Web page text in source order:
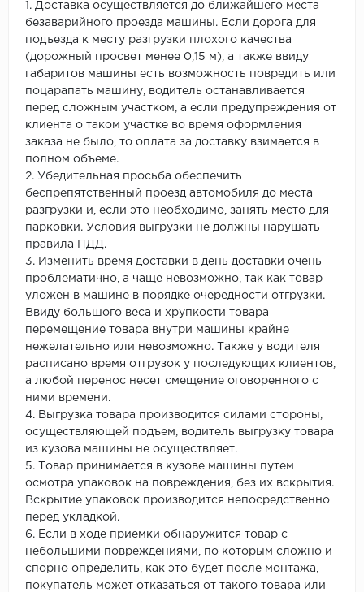
1. Доставка осуществляется до ближайшего места
безаварийного проезда машины. Если дорога для
подъезда к месту разгрузки плохого качества
(дорожный просвет менее 0,15 м), а также ввиду
габаритов машины есть возможность повредить или
поцарапать машину, водитель останавливается
перед сложным участком, а если предупреждения от
клиента о таком участке во время оформления
заказа не было, то оплата за доставку взимается в
полном объеме.
2. Убедительная просьба обеспечить
беспрепятственный проезд автомобиля до места
разгрузки и, если это необходимо, занять место для
парковки. Условия выгрузки не должны нарушать
правила ПДД.
3. Изменить время доставки в день доставки очень
проблематично, а чаще невозможно, так как товар
уложен в машине в порядке очередности отгрузки.
Ввиду большого веса и хрупкости товара
перемещение товара внутри машины крайне
нежелательно или невозможно. Также у водителя
расписано время отгрузок у последующих клиентов,
а любой перенос несет смещение оговоренного с
ними времени.
4. Выгрузка товара производится силами стороны,
осуществляющей подъем, водитель выгрузку товара
из кузова машины не осуществляет.
5. Товар принимается в кузове машины путем
осмотра упаковок на повреждения, без их вскрытия.
Вскрытие упаковок производится непосредственно
перед укладкой.
6. Если в ходе приемки обнаружится товар с
небольшими повреждениями, по которым сложно и
спорно определить, как это будет после монтажа,
покупатель может отказаться от такого товара или